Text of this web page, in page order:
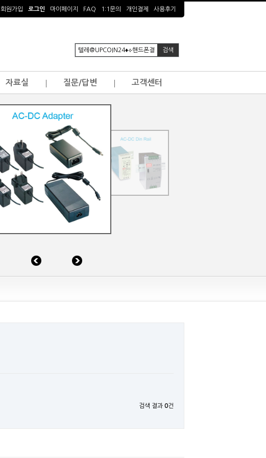
회원가입 로그인 마이페이지 FAQ 1:1문의 개인결제 사용후기
자료실 질문/답변 고객센터
검색 결과 0건